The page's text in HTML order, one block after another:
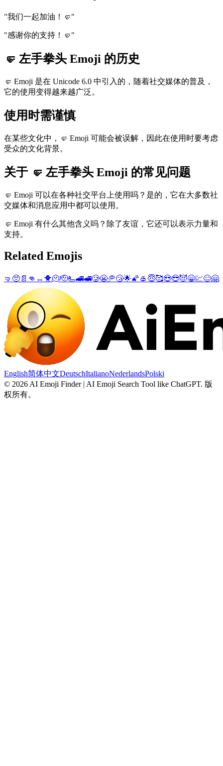
"我们一起加油！🤛"
"感谢你的支持！🤛"
🤛 左手拳头 Emoji 的历史
🤛 Emoji 是在 Unicode 6.0 中引入的，随着社交媒体的普及，
它的使用变得越来越广泛。
使用时需谨慎
在某些文化中，🤛 Emoji 可能会被误解，因此在使用时要考虑
受众的文化背景。
关于 🤛 左手拳头 Emoji 的常见问题
🤛 Emoji 可以在各种社交平台上使用吗？是的，它在大多数社
交媒体和消息应用中都可以使用。
🤛 Emoji 有什么其他含义吗？除了友谊，它还可以表示力量和
支持。
Related Emojis
🤜 🥺 📄 👊 ↔️ 🐥🫠🫡🫷🚄🚅🥲😬🥏😴🌟🌠🥌 😇🥰😍😎😈😁💹😊🤗
English简体中文DeutschItalianoNederlandsPolski
© 2026 AI Emoji Finder | AI Emoji Search Tool like ChatGPT. 版
权所有。